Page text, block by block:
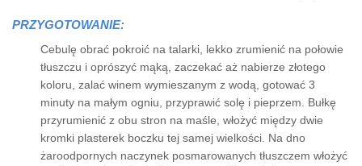
PRZYGOTOWANIE:
Cebulę obrać pokroić na talarki, lekko zrumienić na połowie
tłuszczu i oprószyć mąką, zaczekać aż nabierze złotego
koloru, zalać winem wymieszanym z wodą, gotować 3
minuty na małym ogniu, przyprawić solę i pieprzem. Bułkę
przyrumienić z obu stron na maśle, włożyć między dwie
kromki plasterek boczku tej samej wielkości. Na dno
żaroodpornych naczynek posmarowanych tłuszczem włożyć